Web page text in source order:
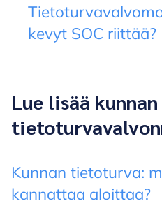
kevyt SOC riittää?
Lue lisää kunnan
Kunnan tietoturva:
kannattaa aloittaa?